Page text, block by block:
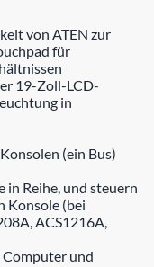
von ATEN zur
für
19-Zoll-LCD-
in
(ein Bus)
in Reihe, und steuern
Konsole (bei
ACS1216A,
und